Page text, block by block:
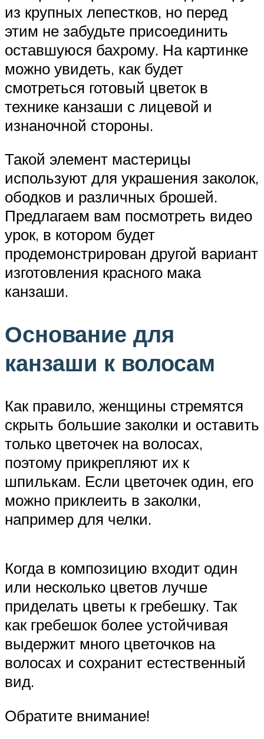
из крупных лепестков, но перед
этим не забудьте присоединить
оставшуюся бахрому. На картинке
можно увидеть, как будет
смотреться готовый цветок в
технике канзаши с лицевой и
изнаночной стороны.
Такой элемент мастерицы
используют для украшения заколок,
ободков и различных брошей.
Предлагаем вам посмотреть видео
урок, в котором будет
продемонстрирован другой вариант
изготовления красного мака
канзаши.
Основание для
канзаши к волосам
Как правило, женщины стремятся
скрыть большие заколки и оставить
только цветочек на волосах,
поэтому прикрепляют их к
шпилькам. Если цветочек один, его
можно приклеить в заколки,
например для челки.
Когда в композицию входит один
или несколько цветов лучше
приделать цветы к гребешку. Так
как гребешок более устойчивая
выдержит много цветочков на
волосах и сохранит естественный
вид.
Обратите внимание!